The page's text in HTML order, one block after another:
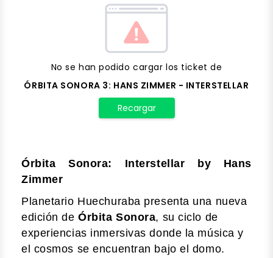
No se han podido cargar los ticket de
ÓRBITA SONORA 3: HANS ZIMMER - INTERSTELLAR
Recargar
Órbita Sonora: Interstellar by Hans
Zimmer
Planetario Huechuraba presenta una nueva
edición deÓrbita Sonora, su ciclo de
experiencias inmersivas donde la música y
el cosmos se encuentran bajo el domo.